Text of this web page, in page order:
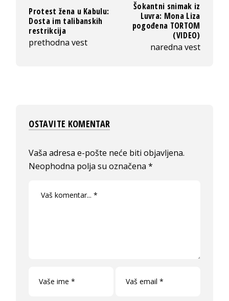
Protest žena u Kabulu:
Dosta im talibanskih
restrikcija
prethodna vest
Šokantni snimak iz
Luvra: Mona Liza
pogođena TORTOM
(VIDEO)
naredna vest
OSTAVITE KOMENTAR
Vaša adresa e-pošte neće biti objavljena.
Neophodna polja su označena*